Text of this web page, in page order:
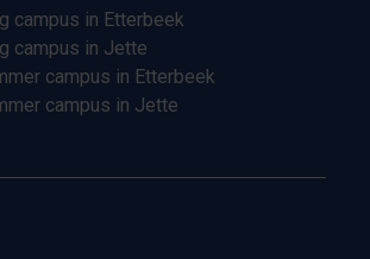
campus in Etterbeek
campus in Jette
campus in Etterbeek
campus in Jette